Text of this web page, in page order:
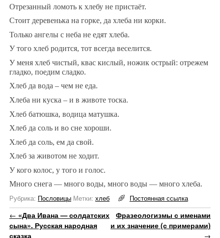
Отрезанный ломоть к хлебу не пристаёт.
Стоит деревенька на горке, да хлеба ни корки.
Только ангелы с неба не едят хлеба.
У того хлеб родится, тот всегда веселится.
У меня хлеб чистый, квас кислый, ножик острый: отрежем
гладко, поедим сладко.
Хлеб да вода – чем не еда.
Хлеба ни куска – и в животе тоска.
Хлеб батюшка, водица матушка.
Хлеб да соль и во сне хороши.
Хлеб да соль, ем да свой.
Хлеб за животом не ходит.
У кого колос, у того и голос.
Много снега — много воды, много воды — много хлеба.
Рубрика: Пословицы Метки: хлеб Постоянная ссылка
Навигация по записям
← «Два Ивана — солдатских
сына». Русская народная
сказка
Фразеологизмы с именами
и их значение (с примерами)
→